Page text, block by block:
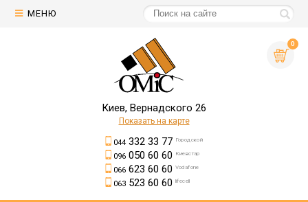
МЕНЮ
0
Киев, Вернадского 26
Показать на карте
044332 33 77 Городской
096050 60 60 Киевстар
066623 60 60 Vodafone
063523 60 60 lifecell